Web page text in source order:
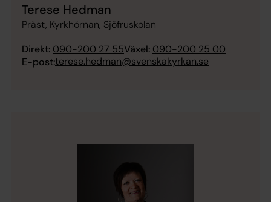
Terese Hedman
Präst, Kyrkhörnan, Sjöfruskolan
Direkt: 090-200 27 55Växel: 090-200 25 00
E-post:terese.hedman@svenskakyrkan.se